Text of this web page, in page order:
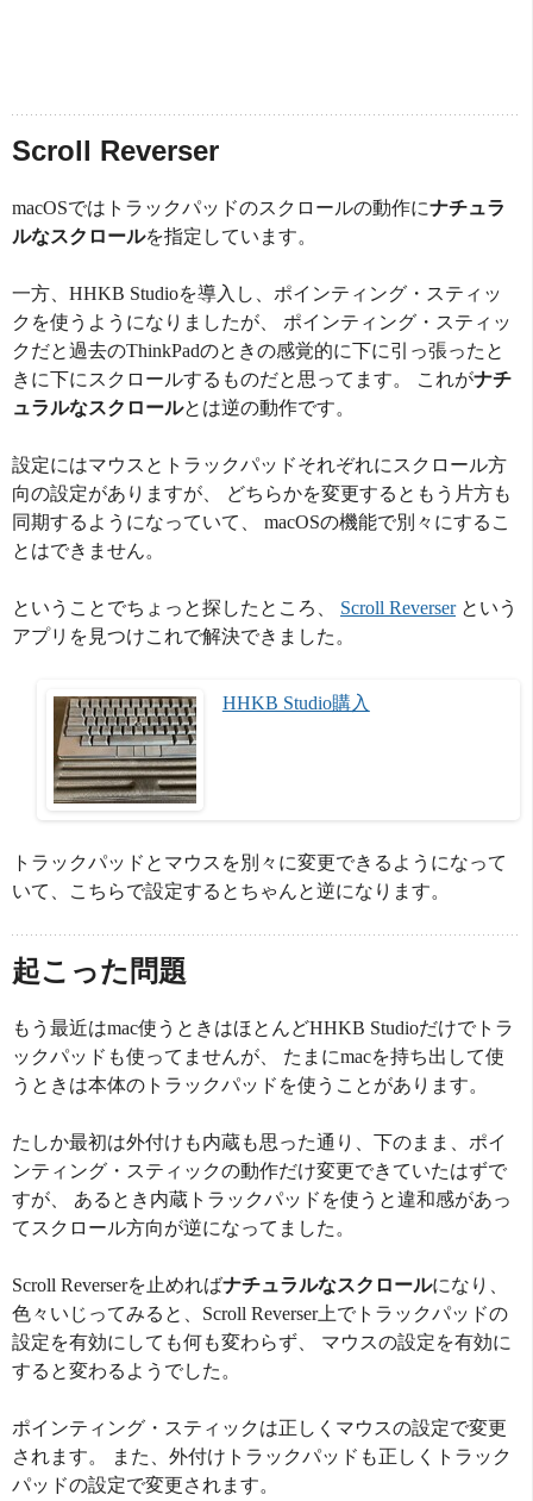
Scroll Reverser
macOSではトラックパッドのスクロールの動作にナチュラ
ルなスクロールを指定しています。
一方、HHKB Studioを導入し、ポインティング・スティッ
クを使うようになりましたが、 ポインティング・スティッ
クだと過去のThinkPadのときの感覚的に下に引っ張ったと
きに下にスクロールするものだと思ってます。 これがナチ
ュラルなスクロールとは逆の動作です。
設定にはマウスとトラックパッドそれぞれにスクロール方
向の設定がありますが、 どちらかを変更するともう片方も
同期するようになっていて、 macOSの機能で別々にするこ
とはできません。
ということでちょっと探したところ、 Scroll Reverserという
アプリを見つけこれで解決できました。
HHKB Studio購入
トラックパッドとマウスを別々に変更できるようになって
いて、こちらで設定するとちゃんと逆になります。
起こった問題
もう最近はmac使うときはほとんどHHKB Studioだけでトラ
ックパッドも使ってませんが、 たまにmacを持ち出して使
うときは本体のトラックパッドを使うことがあります。
たしか最初は外付けも内蔵も思った通り、下のまま、ポイ
ンティング・スティックの動作だけ変更できていたはずで
すが、 あるとき内蔵トラックパッドを使うと違和感があっ
てスクロール方向が逆になってました。
Scroll Reverserを止めればナチュラルなスクロールになり、
色々いじってみると、Scroll Reverser上でトラックパッドの
設定を有効にしても何も変わらず、 マウスの設定を有効に
すると変わるようでした。
ポインティング・スティックは正しくマウスの設定で変更
されます。 また、外付けトラックパッドも正しくトラック
パッドの設定で変更されます。